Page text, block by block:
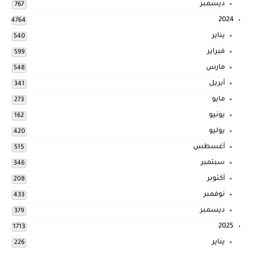
ديسمبر 767
2024
4764
يناير 540
فبراير 599
مارس 548
أبريل 341
مايو 273
يونيو 162
يوليو 420
أغسطس 515
سبتمبر 346
أكتوبر 208
نوفمبر 433
ديسمبر 379
2025
1713
يناير 226